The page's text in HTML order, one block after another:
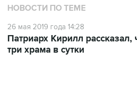
НОВОСТИ ПО ТЕМЕ
26 мая 2019 года 14:28
Патриарх Кирилл рассказал,
три храма в сутки